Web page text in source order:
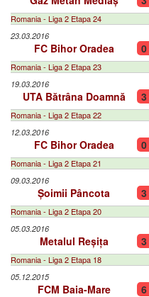
Romania - Liga 2 Etapa 24
23.03.2016
FC Bihor Oradea
Romania - Liga 2 Etapa 23
19.03.2016
UTA Bătrâna Doamnă
Romania - Liga 2 Etapa 22
12.03.2016
FC Bihor Oradea
Romania - Liga 2 Etapa 21
09.03.2016
Șoimii Pâncota
Romania - Liga 2 Etapa 20
05.03.2016
Metalul Reșița
Romania - Liga 2 Etapa 18
05.12.2015
FCM Baia-Mare